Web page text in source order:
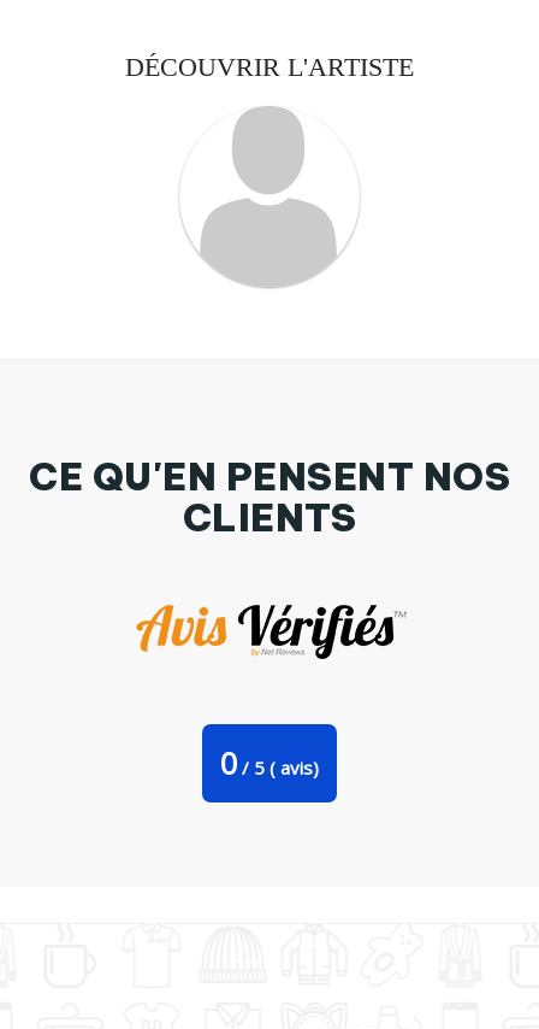
DÉCOUVRIR L'ARTISTE
CE QU'EN PENSENT NOS
CLIENTS
0 / 5 ( avis)